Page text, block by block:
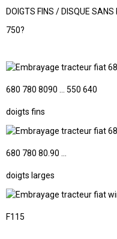
DOIGTS FINS / DISQUE SANS
750?
680 780 8090 ... 550 640
doigts fins
680 780 80.90 ...
doigts larges
F115